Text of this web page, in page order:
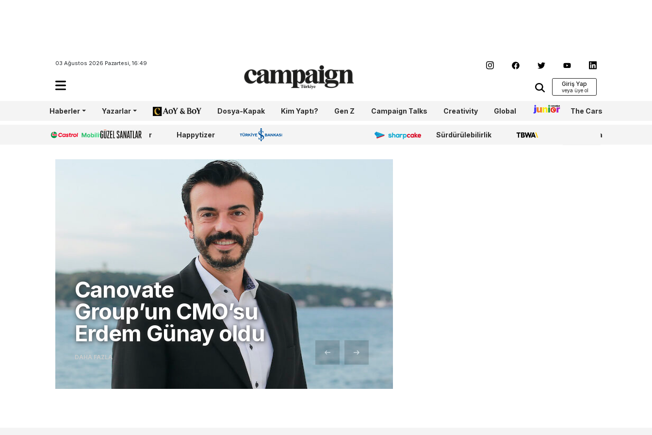
03 Ağustos 2026 Pazartesi, 16:49
Giriş Yap
Haberler Yazarlar AoY/BoY Dosya-Kapak Kim Yaptı? Gen Z Campaign Talks Creativity Global Junior The Cars
Castrol Güzel Sanatlar Happytizer İş Bankası 100.Yıl Sharpcake Sürdürülebilirlik TBWA WPP Media
Canovate
Group’un CMO’su
Erdem Günay oldu
DAHA FAZLA